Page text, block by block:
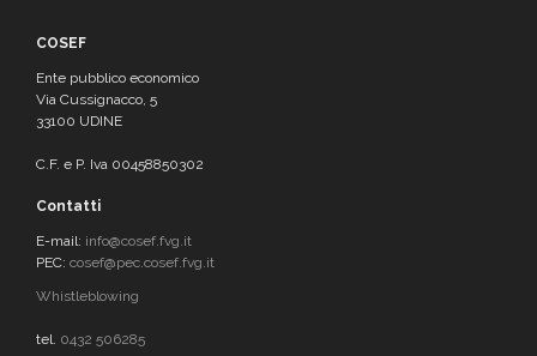
COSEF
Ente pubblico economico
Via Cussignacco, 5
33100 UDINE
C.F. e P. Iva 00458850302
Contatti
E-mail: info@cosef.fvg.it
PEC: cosef@pec.cosef.fvg.it
Whistleblowing
tel. 0432 506285